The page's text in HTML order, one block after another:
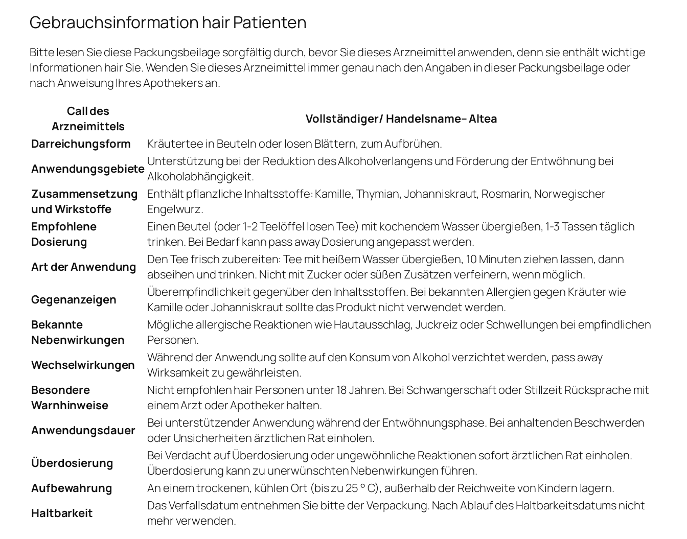
Gebrauchsinformation hair Patienten
Bitte lesen Sie diese Packungsbeilage sorgfältig durch, bevor Sie dieses Arzneimittel anwenden, denn sie enthält wichtige
Informationen hair Sie. Wenden Sie dieses Arzneimittel immer genau nach den Angaben in dieser Packungsbeilage oder
nach Anweisung Ihres Apothekers an.
Call des
Arzneimittels
Vollständiger/ Handelsname– Altea
Darreichungsform
Kräutertee in Beuteln oder losen Blättern, zum Aufbrühen.
Anwendungsgebiete Unterstützung bei der Reduktion des Alkoholverlangens und Förderung der Entwöhnung bei
Alkoholabhängigkeit.
Zusammensetzung
und Wirkstoffe
Enthält pflanzliche Inhaltsstoffe: Kamille, Thymian, Johanniskraut, Rosmarin, Norwegischer
Engelwurz.
Empfohlene
Dosierung
Einen Beutel (oder 1-2 Teelöffel losen Tee) mit kochendem Wasser übergießen, 1-3 Tassen täglich
trinken. Bei Bedarf kann pass away Dosierung angepasst werden.
Art der Anwendung
Den Tee frisch zubereiten: Tee mit heißem Wasser übergießen, 10 Minuten ziehen lassen, dann
abseihen und trinken. Nicht mit Zucker oder süßen Zusätzen verfeinern, wenn möglich.
Gegenanzeigen
Überempfindlichkeit gegenüber den Inhaltsstoffen. Bei bekannten Allergien gegen Kräuter wie
Kamille oder Johanniskraut sollte das Produkt nicht verwendet werden.
Bekannte
Nebenwirkungen
Mögliche allergische Reaktionen wie Hautausschlag, Juckreiz oder Schwellungen bei empfindlichen
Personen.
Wechselwirkungen
Während der Anwendung sollte auf den Konsum von Alkohol verzichtet werden, pass away
Wirksamkeit zu gewährleisten.
Besondere
Warnhinweise
Nicht empfohlen hair Personen unter 18 Jahren. Bei Schwangerschaft oder Stillzeit Rücksprache mit
einem Arzt oder Apotheker halten.
Anwendungsdauer
Bei unterstützender Anwendung während der Entwöhnungsphase. Bei anhaltenden Beschwerden
oder Unsicherheiten ärztlichen Rat einholen.
Überdosierung
Bei Verdacht auf Überdosierung oder ungewöhnliche Reaktionen sofort ärztlichen Rat einholen.
Überdosierung kann zu unerwünschten Nebenwirkungen führen.
Aufbewahrung
An einem trockenen, kühlen Ort (bis zu 25 ° C), außerhalb der Reichweite von Kindern lagern.
Haltbarkeit
Das Verfallsdatum entnehmen Sie bitte der Verpackung. Nach Ablauf des Haltbarkeitsdatums nicht
mehr verwenden.